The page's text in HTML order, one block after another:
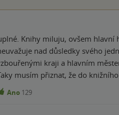
Knihy miluju, ovšem
nad důsledky svého
a její fantazií. Taky musím
Ano 129